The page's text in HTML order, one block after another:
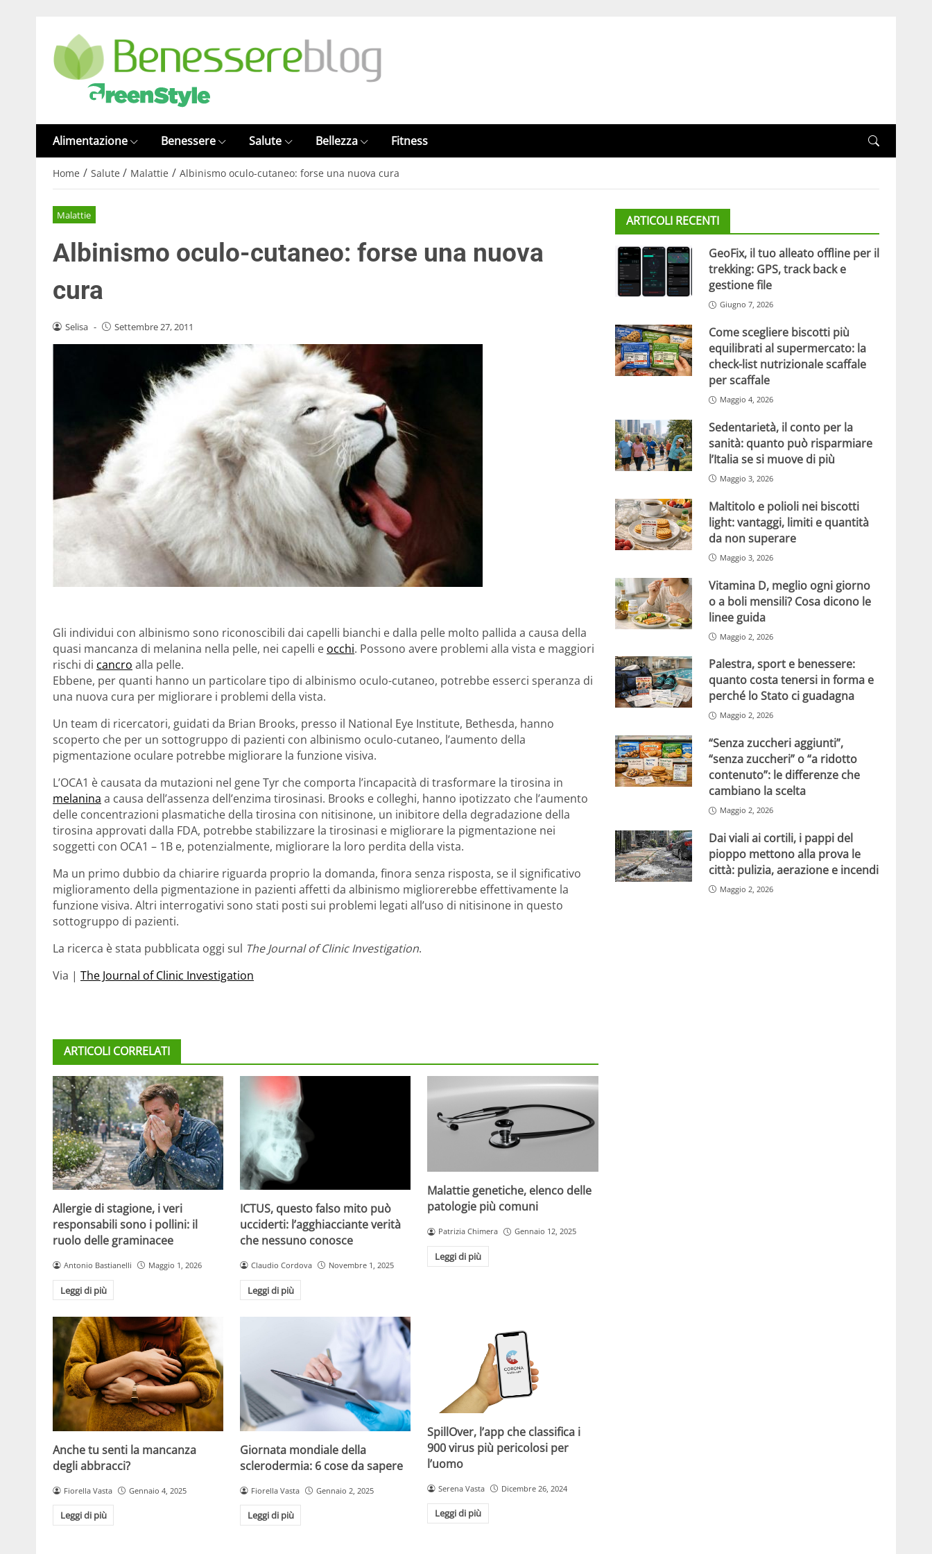
Alimentazione Benessere Salute Bellezza Fitness
Home / Salute / Malattie / Albinismo oculo-cutaneo: forse una nuova cura
Malattie
Albinismo oculo-cutaneo: forse una nuova
cura
Selisa - Settembre 27, 2011
Gli individui con albinismo sono riconoscibili dai capelli bianchi e dalla pelle molto pallida a causa della
quasi mancanza di melanina nella pelle, nei capelli e occhi. Possono avere problemi alla vista e maggiori
rischi di cancro alla pelle.
Ebbene, per quanti hanno un particolare tipo di albinismo oculo-cutaneo, potrebbe esserci speranza di
una nuova cura per migliorare i problemi della vista.
Un team di ricercatori, guidati da Brian Brooks, presso il National Eye Institute, Bethesda, hanno
scoperto che per un sottogruppo di pazienti con albinismo oculo-cutaneo, l’aumento della
pigmentazione oculare potrebbe migliorare la funzione visiva.
L’OCA1 è causata da mutazioni nel gene Tyr che comporta l’incapacità di trasformare la tirosina in
melanina a causa dell’assenza dell’enzima tirosinasi. Brooks e colleghi, hanno ipotizzato che l’aumento
delle concentrazioni plasmatiche della tirosina con nitisinone, un inibitore della degradazione della
tirosina approvati dalla FDA, potrebbe stabilizzare la tirosinasi e migliorare la pigmentazione nei
soggetti con OCA1 – 1B e, potenzialmente, migliorare la loro perdita della vista.
Ma un primo dubbio da chiarire riguarda proprio la domanda, finora senza risposta, se il significativo
miglioramento della pigmentazione in pazienti affetti da albinismo migliorerebbe effettivamente la
funzione visiva. Altri interrogativi sono stati posti sui problemi legati all’uso di nitisinone in questo
sottogruppo di pazienti.
La ricerca è stata pubblicata oggi sul The Journal of Clinic Investigation.
Via | The Journal of Clinic Investigation
ARTICOLI CORRELATI
Allergie di stagione, i veri
responsabili sono i pollini: il
ruolo delle graminacee
Antonio Bastianelli Maggio 1, 2026
Leggi di più
ICTUS, questo falso mito può
ucciderti: l’agghiacciante verità
che nessuno conosce
Claudio Cordova Novembre 1, 2025
Leggi di più
Malattie genetiche, elenco delle
patologie più comuni
Patrizia Chimera Gennaio 12, 2025
Leggi di più
Anche tu senti la mancanza
degli abbracci?
Fiorella Vasta Gennaio 4, 2025
Leggi di più
Giornata mondiale della
sclerodermia: 6 cose da sapere
Fiorella Vasta Gennaio 2, 2025
Leggi di più
SpillOver, l’app che classifica i
900 virus più pericolosi per
l’uomo
Serena Vasta Dicembre 26, 2024
Leggi di più
ARTICOLI RECENTI
GeoFix, il tuo alleato offline per il
trekking: GPS, track back e
gestione file
Giugno 7, 2026
Come scegliere biscotti più
equilibrati al supermercato: la
check-list nutrizionale scaffale
per scaffale
Maggio 4, 2026
Sedentarietà, il conto per la
sanità: quanto può risparmiare
l’Italia se si muove di più
Maggio 3, 2026
Maltitolo e polioli nei biscotti
light: vantaggi, limiti e quantità
da non superare
Maggio 3, 2026
Vitamina D, meglio ogni giorno
o a boli mensili? Cosa dicono le
linee guida
Maggio 2, 2026
Palestra, sport e benessere:
quanto costa tenersi in forma e
perché lo Stato ci guadagna
Maggio 2, 2026
“Senza zuccheri aggiunti”,
“senza zuccheri” o “a ridotto
contenuto”: le differenze che
cambiano la scelta
Maggio 2, 2026
Dai viali ai cortili, i pappi del
pioppo mettono alla prova le
città: pulizia, aerazione e incendi
Maggio 2, 2026